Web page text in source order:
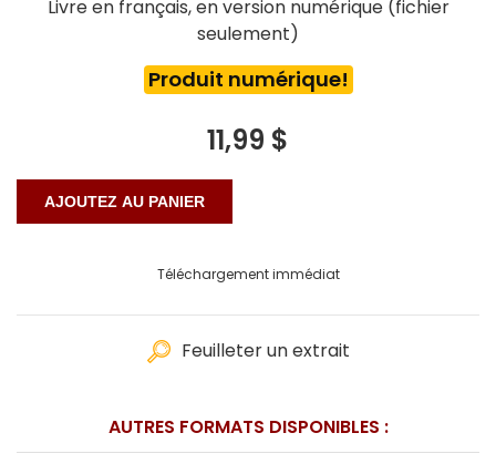
Livre en français, en version numérique (fichier
seulement)
Produit numérique!
11,99 $
Téléchargement immédiat
Feuilleter un extrait
AUTRES FORMATS DISPONIBLES :